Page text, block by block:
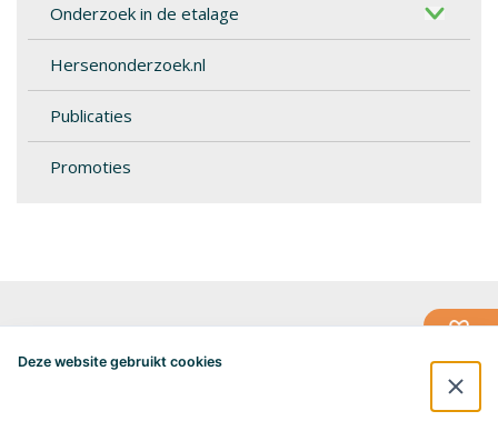
Onderzoek in de etalage
Hersenonderzoek.nl
Publicaties
Promoties
Postbus 7057
Deze website gebruikt cookies